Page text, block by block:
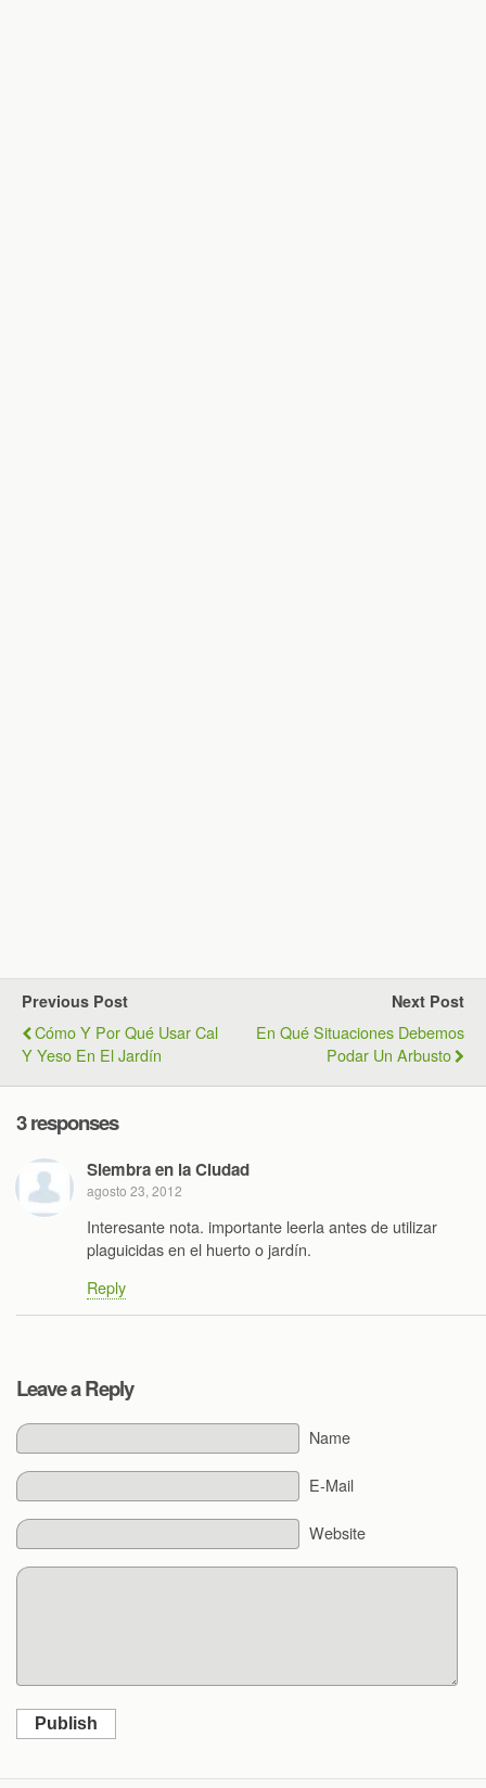
Previous Post
Cómo Y Por Qué Usar Cal
Y Yeso En El Jardín
Next Post
En Qué Situaciones Debemos
Podar Un Arbusto
3 responses
Siembra en la Ciudad
agosto 23, 2012
Interesante nota. importante leerla antes de utilizar
plaguicidas en el huerto o jardín.
Reply
Leave a Reply
Name
E-Mail
Website
Publish